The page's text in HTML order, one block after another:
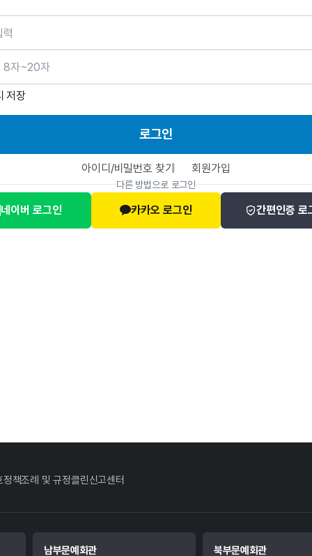
저장
로그인
아이디/비밀번호 찾기 회원가입
다른 방법으로 로그인
네이버 로그인 카카오 로그인 간편인증 로
정책조례 및 규정클린신고센터
남부문예회관 북부문예회관